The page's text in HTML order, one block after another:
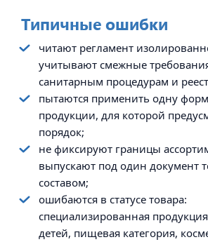
Типичные ошибки
читают регламент
учитывают смежные
санитарным процедурам и
пытаются применить одну
продукции, для которой
порядок;
не фиксируют границы
выпускают под один документ
составом;
ошибаются в статусе товара:
специализированная
детей, пищевая категория,